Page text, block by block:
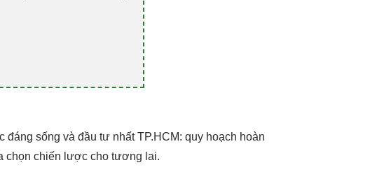
sống và đầu tư nhất TP.HCM: quy hoạch hoàn
chọn chiến lược cho tương lai.